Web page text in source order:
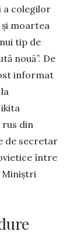
a colegilor
moartea
tip de
nouă”. De
informat
din
de secretar
între
Miniştri